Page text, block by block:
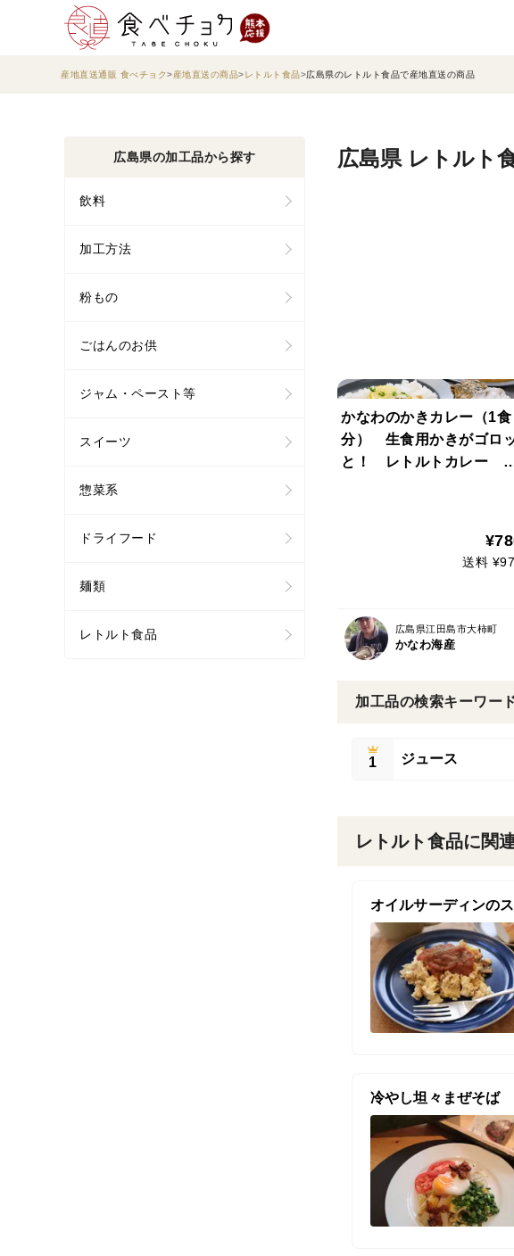
産地直送通販 食べチョク 産地直送の商品 レトルト食品 広島県のレトルト食品で産地直送の商品
広島県 レトルト
かなわのかきカレー（1食
分） 生食用かきがゴロ
と！ レトルトカレー
送料
広島県江田島市大柿町
かなわ海産
加工品の検索キーワー
1 ジュース
レトルト食品に関
オイルサーディンの
冷やし坦々まぜそば
広島県の加工品から探す
飲料
加工方法
粉もの
ごはんのお供
ジャム・ペースト等
スイーツ
惣菜系
ドライフード
麺類
レトルト食品